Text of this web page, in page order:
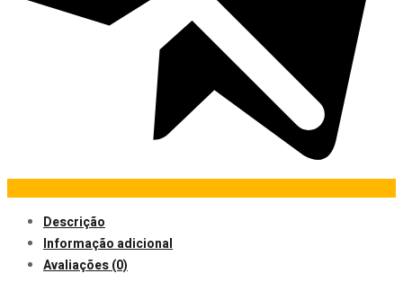
Descrição
Informação adicional
Avaliações (0)